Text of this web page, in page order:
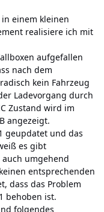
in einem kleinen
realisiere ich mit
aufgefallen
nach dem
kein Fahrzeug
Ladevorgang durch
Zustand wird im
angezeigt.
geupdatet und das
es gibt
umgehend
entsprechenden
dass das Problem
behoben ist.
folgendes